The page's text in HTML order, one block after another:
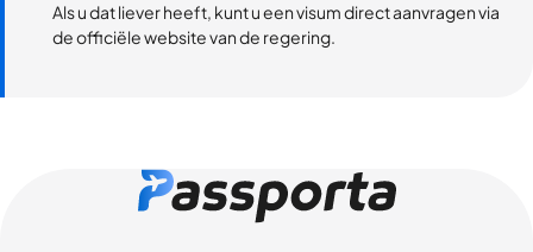
Als u dat liever heeft, kunt u een visum direct aanvragen via
de officiële website van de regering.